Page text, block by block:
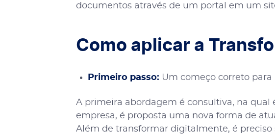
documentos através de um portal em um
Como aplicar a
Primeiro passo: Um começo correto
A primeira abordagem é consultiva, na qual
empresa, é proposta uma nova forma de
Além de transformar digitalmente, é